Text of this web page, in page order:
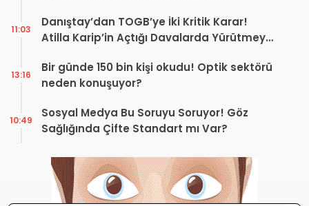
Danıştay’dan TOGB’ye İki Kritik Karar!
Atilla Karip’in Açtığı Davalarda Yürütmeyi
11:03
Bir günde 150 bin kişi okudu! Optik sektörü
neden konuşuyor?
13:16
Sosyal Medya Bu Soruyu Soruyor! Göz
Sağlığında Çifte Standart mı Var?
10:49